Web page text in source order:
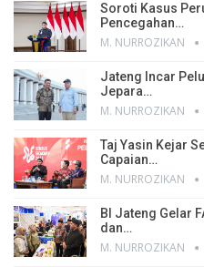
Soroti Kasus
Pencegahan…
M. NURROZIKAN
Jateng Incar
Jepara…
M. NURROZIKAN
Taj Yasin Kejar
Capaian…
M. NURROZIKAN
BI Jateng Gelar
dan…
M. NURROZIKAN